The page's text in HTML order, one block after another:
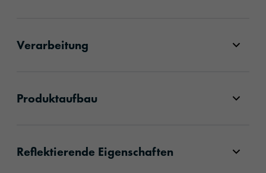
Verarbeitung
Produktaufbau
Reflektierende Eigenschaften